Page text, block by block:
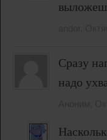
Сразу
надо